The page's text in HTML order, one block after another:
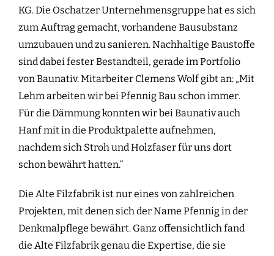
KG. Die Oschatzer Unternehmensgruppe hat es sich
zum Auftrag gemacht, vorhandene Bausubstanz
umzubauen und zu sanieren. Nachhaltige Baustoffe
sind dabei fester Bestandteil, gerade im Portfolio
von Baunativ. Mitarbeiter Clemens Wolf gibt an: „Mit
Lehm arbeiten wir bei Pfennig Bau schon immer.
Für die Dämmung konnten wir bei Baunativ auch
Hanf mit in die Produktpalette aufnehmen,
nachdem sich Stroh und Holzfaser für uns dort
schon bewährt hatten.“
Die Alte Filzfabrik ist nur eines von zahlreichen
Projekten, mit denen sich der Name Pfennig in der
Denkmalpflege bewährt. Ganz offensichtlich fand
die Alte Filzfabrik genau die Expertise, die sie